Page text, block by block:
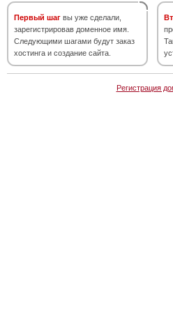
Первый шаг вы уже сделали,
зарегистрировав доменное имя.
Следующими шагами будут заказ
хостинга и создание сайта.
Регистрация